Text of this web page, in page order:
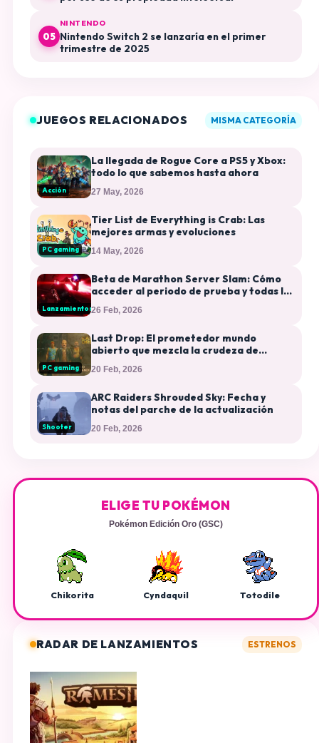
05
NINTENDO
Nintendo Switch 2 se lanzaría en el primer
trimestre de 2025
JUEGOS RELACIONADOS MISMA CATEGORÍA
Acción
La llegada de Rogue Core a PS5 y Xbox:
todo lo que sabemos hasta ahora
27 May, 2026
PC gaming
Tier List de Everything is Crab: Las
mejores armas y evoluciones
14 May, 2026
Lanzamientos
Beta de Marathon Server Slam: Cómo
acceder al periodo de prueba y todas las
recompensas exclusivas
26 Feb, 2026
PC gaming
Last Drop: El prometedor mundo
abierto que mezcla la crudeza de
Finlandia
20 Feb, 2026
Shooter
ARC Raiders Shrouded Sky: Fecha y
notas del parche de la actualización
20 Feb, 2026
ELIGE TU POKÉMON
Pokémon Edición Oro (GSC)
Chikorita Cyndaquil Totodile
RADAR DE LANZAMIENTOS ESTRENOS